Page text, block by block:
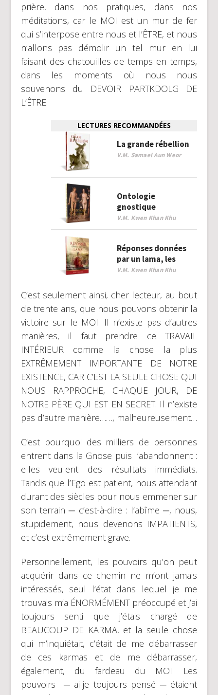
prière, dans nos pratiques, dans nos
méditations, car le MOI est un mur de fer
qui s’interpose entre nous et l’ÊTRE, et nous
n’allons pas démolir un tel mur en lui
faisant des chatouilles de temps en temps,
dans les moments où nous nous
souvenons du DEVOIR PARTKDOLG DE
L’ÊTRE.
LECTURES RECOMMANDÉES
La grande rébellion
V.M. Samael Aun Weor
Ontologie
gnostique
V.M. Kwen Khan Khu
Réponses données
par un lama, les
V.M. Kwen Khan Khu
C’est seulement ainsi, cher lecteur, au bout
de trente ans, que nous pouvons obtenir la
victoire sur le MOI. Il n’existe pas d’autres
manières, il faut prendre ce TRAVAIL
INTÉRIEUR comme la chose la plus
EXTRÊMEMENT IMPORTANTE DE NOTRE
EXISTENCE, CAR C’EST LA SEULE CHOSE QUI
NOUS RAPPROCHE, CHAQUE JOUR, DE
NOTRE PÈRE QUI EST EN SECRET. Il n’existe
pas d’autre manière……, malheureusement…
C’est pourquoi des milliers de personnes
entrent dans la Gnose puis l’abandonnent :
elles veulent des résultats immédiats.
Tandis que l’Ego est patient, nous attendant
durant des siècles pour nous emmener sur
son terrain ─ c’est-à-dire : l’abîme ─, nous,
stupidement, nous devenons IMPATIENTS,
et c’est extrêmement grave.
Personnellement, les pouvoirs qu’on peut
acquérir dans ce chemin ne m’ont jamais
intéressés, seul l’état dans lequel je me
trouvais m’a ÉNORMÉMENT préoccupé et j’ai
toujours senti que j’étais chargé de
BEAUCOUP DE KARMA, et la seule chose
qui m’inquiétait, c’était de me débarrasser
de ces karmas et de me débarrasser,
également, du fardeau du MOI. Les
pouvoirs ─ ai-je toujours pensé ─ étaient